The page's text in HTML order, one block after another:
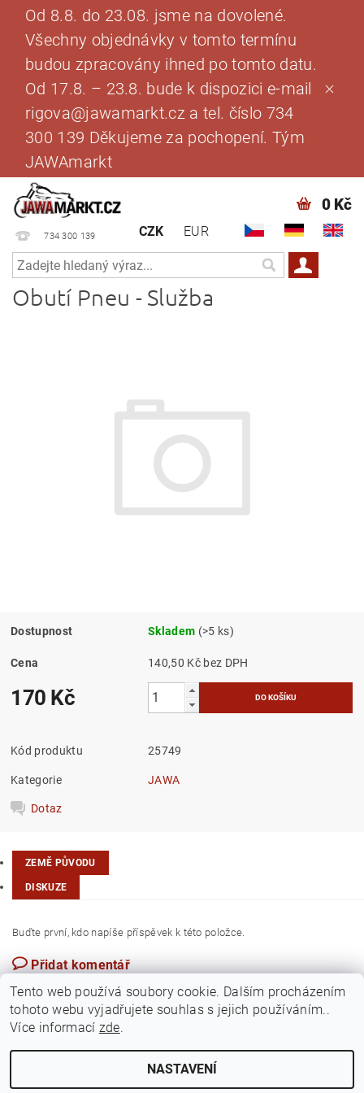
Od 8.8. do 23.08. jsme na dovolené.
Všechny objednávky v tomto termínu
budou zpracovány ihned po tomto datu.
Od 17.8. – 23.8. bude k dispozici e-mail
rigova@jawamarkt.cz a tel. číslo 734
300 139 Děkujeme za pochopení. Tým
JAWAmarkt
734 300 139 CZK EUR
0 Kč
Obutí Pneu - Služba
Dostupnost Skladem (>5 ks)
Cena 140,50 Kč bez DPH
170 Kč
Kód produktu 25749
Kategorie JAWA
Dotaz
ZEMĚ PŮVODU
DISKUZE
Buďte první, kdo napíše příspěvek k této položce.
Přidat komentář
Tento web používá soubory cookie. Dalším procházením
tohoto webu vyjadřujete souhlas s jejich používáním..
Více informací zde.
NASTAVENÍ